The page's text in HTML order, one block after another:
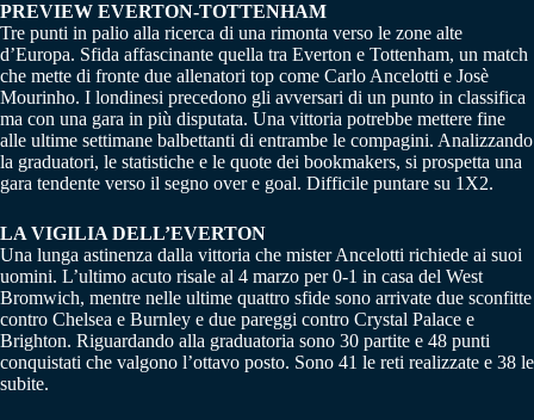
PREVIEW EVERTON-TOTTENHAM
Tre punti in palio alla ricerca di una rimonta verso le zone alte
d’Europa. Sfida affascinante quella tra Everton e Tottenham, un match
che mette di fronte due allenatori top come Carlo Ancelotti e Josè
Mourinho. I londinesi precedono gli avversari di un punto in classifica
ma con una gara in più disputata. Una vittoria potrebbe mettere fine
alle ultime settimane balbettanti di entrambe le compagini. Analizzando
la graduatori, le statistiche e le quote dei bookmakers, si prospetta una
gara tendente verso il segno over e goal. Difficile puntare su 1X2.
LA VIGILIA DELL’EVERTON
Una lunga astinenza dalla vittoria che mister Ancelotti richiede ai suoi
uomini. L’ultimo acuto risale al 4 marzo per 0-1 in casa del West
Bromwich, mentre nelle ultime quattro sfide sono arrivate due sconfitte
contro Chelsea e Burnley e due pareggi contro Crystal Palace e
Brighton. Riguardando alla graduatoria sono 30 partite e 48 punti
conquistati che valgono l’ottavo posto. Sono 41 le reti realizzate e 38 le
subite.